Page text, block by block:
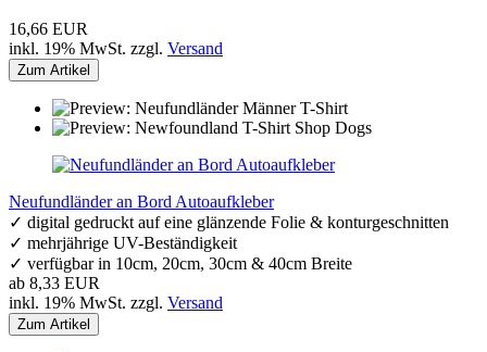
16,66 EUR
inkl. 19% MwSt. zzgl. Versand
Zum Artikel
Neufundländer an Bord Autoaufkleber
✓ digital gedruckt auf eine glänzende Folie & konturgeschnitten
✓ mehrjährige UV-Beständigkeit
✓ verfügbar in 10cm, 20cm, 30cm & 40cm Breite
ab 8,33 EUR
inkl. 19% MwSt. zzgl. Versand
Zum Artikel